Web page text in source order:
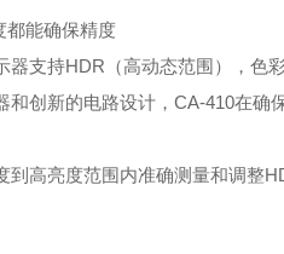
都能确保精度
器支持HDR（高动态范围），色
和创新的电路设计，CA-410在确
到高亮度范围内准确测量和调整